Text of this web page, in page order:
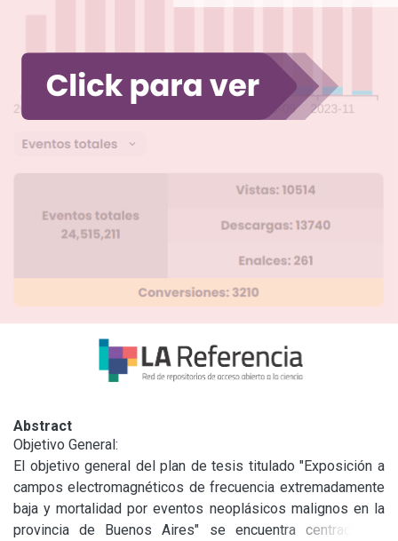
Abstract
Objetivo General:
El objetivo general del plan de tesis titulado "Exposición a
campos electromagnéticos de frecuencia extremadamente
baja y mortalidad por eventos neoplásicos malignos en la
provincia de Buenos Aires" se encuentra centrado en